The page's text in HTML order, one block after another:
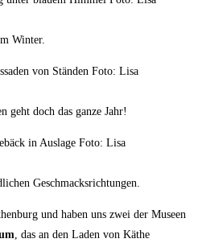
Winter.
geht doch das ganze Jahr!
Geschmacksrichtungen.
und haben uns zwei der Museen
, das an den Laden von Käthe